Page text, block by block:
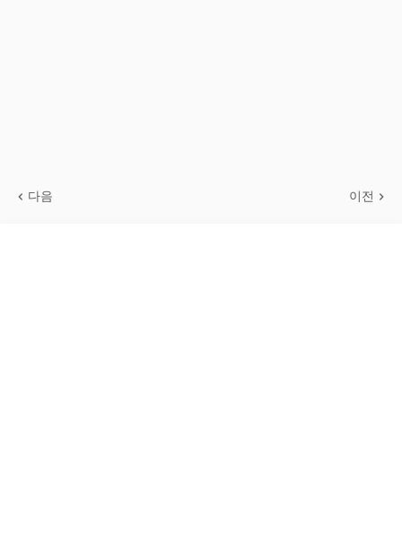
다음 이전